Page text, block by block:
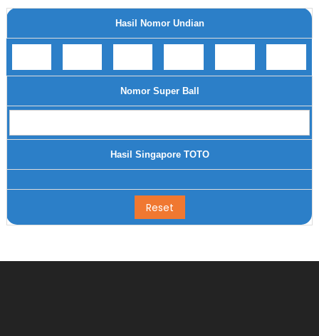
Hasil Nomor Undian
Nomor Super Ball
Hasil Singapore TOTO